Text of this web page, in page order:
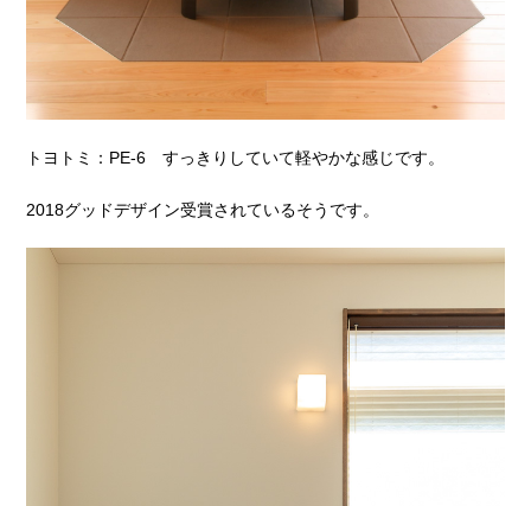
トヨトミ：PE-6 すっきりしていて軽やかな感じです。
2018グッドデザイン受賞されているそうです。